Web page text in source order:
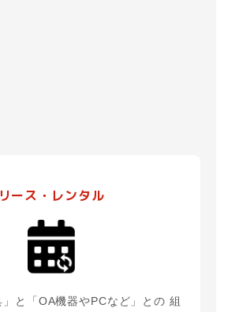
リース・レンタル
」と「OA機器やPCなど」との 組